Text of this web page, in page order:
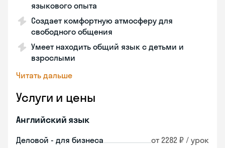
языкового опыта
Создает комфортную атмосферу для
свободного общения
Умеет находить общий язык с детьми и
взрослыми
Читать дальше
Услуги и цены
Английский язык
Деловой - для бизнеса от 2282 ₽ / урок